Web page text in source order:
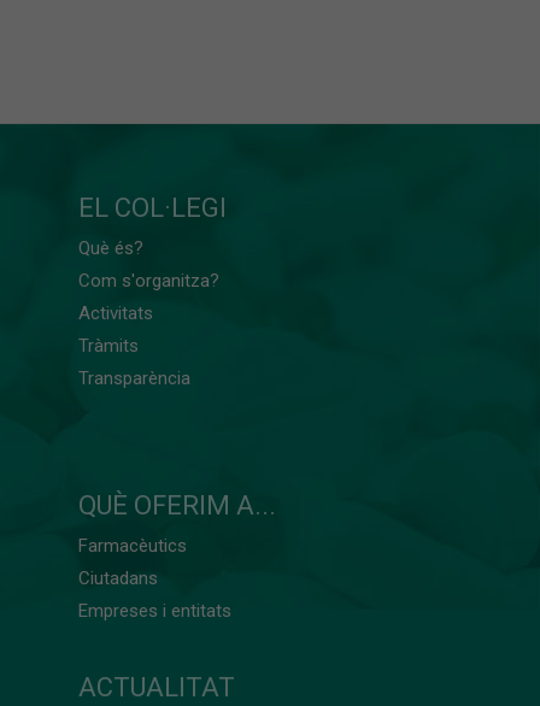
EL COL·LEGI
Què és?
Com s'organitza?
Activitats
Tràmits
Transparència
QUÈ OFERIM A...
Farmacèutics
Ciutadans
Empreses i entitats
ACTUALITAT